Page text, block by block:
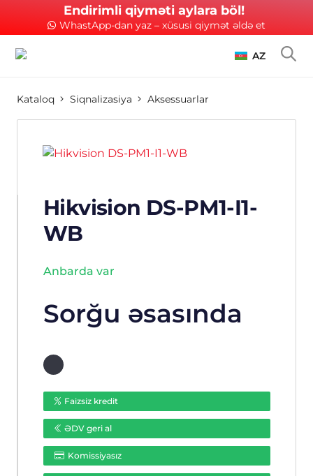
Endirimli qiyməti aylara böl!
WhastApp-dan yaz – xüsusi qiymət əldə et
AZ
Kataloq Siqnalizasiya Aksessuarlar
Hikvision DS-PM1-I1-
WB
Anbarda var
Sorğu əsasında
Faizsiz kredit
ƏDV geri al
Komissiyasız